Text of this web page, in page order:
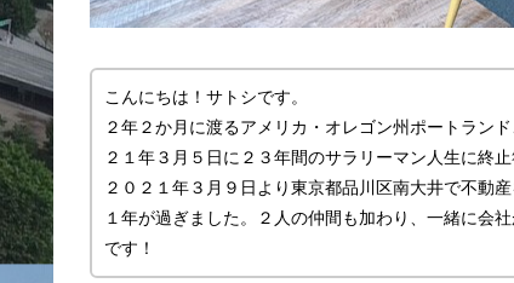
こんにちは！サトシです。
２年２か月に渡るアメリカ・オレゴン州ポートラン
２１年３月５日に２３年間のサラリーマン人生に終止
２０２１年３月９日より東京都品川区南大井で不動
１年が過ぎました。２人の仲間も加わり、一緒に会
です！